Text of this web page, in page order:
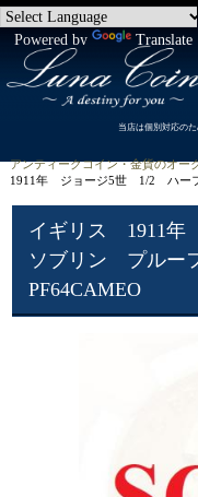
Powered by Translate
当店は個別対応の
アンティークコイン・金貨のオー
1911年 ジョージ5世 1/2 ハー
イギリス 1911
ソブリン プル
PF64CAMEO